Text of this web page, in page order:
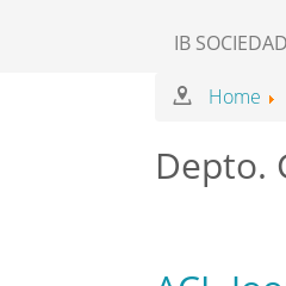
IB
Home
Depto.